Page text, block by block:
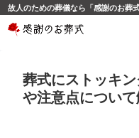
故人のための葬儀なら「感謝のお葬式
葬式にストッキ
や注意点について